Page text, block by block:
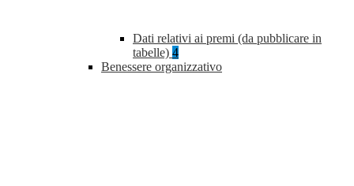
Dati relativi ai premi (da pubblicare in
tabelle) 4
Benessere organizzativo